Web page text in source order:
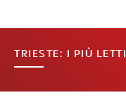
TRIESTE: I PIÙ LETTI